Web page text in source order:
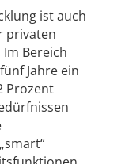
ist auch
privaten
Bereich
Jahre ein
Prozent